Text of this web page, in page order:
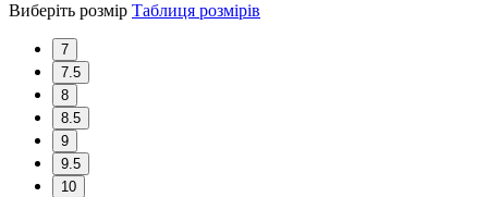
Виберіть розмір Таблиця розмірів
7
7.5
8
8.5
9
9.5
10